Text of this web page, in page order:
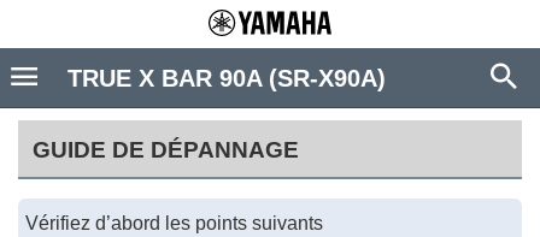
GUIDE DE DÉPANNAGE
Vérifiez d’abord les points suivants
TRUE X BAR 90A (SR-X90A)